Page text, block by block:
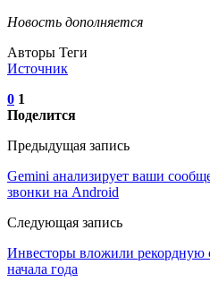
Новость дополняется
Авторы Теги
Источник
0 1
Поделится
Предыдущая запись
Gemini анализирует ваши
звонки на Android
Следующая запись
Инвесторы вложили
начала года